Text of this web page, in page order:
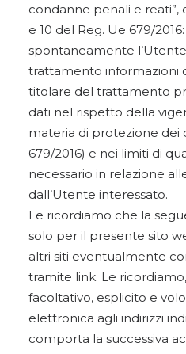
condanne penali e reati”,
e 10 del Reg. Ue 679/
spontaneamente
trattamento informazioni
titolare del trattamento
dati nel rispetto della
materia di protezione dei
679/2016) e nei limiti di
necessario in relazione
dall’Utente interessato.
Le ricordiamo che la
solo per il presente sito
altri siti eventualmente
tramite link. Le
facoltativo, esplicito e
elettronica agli indirizzi
comporta la successiva